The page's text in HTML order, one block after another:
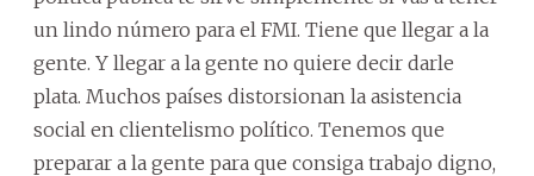
un lindo número para el FMI. Tiene que llegar a la
gente. Y llegar a la gente no quiere decir darle
plata. Muchos países distorsionan la asistencia
social en clientelismo político. Tenemos que
preparar a la gente para que consiga trabajo digno,